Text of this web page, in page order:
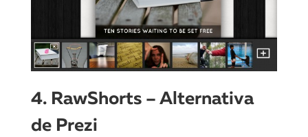
4. RawShorts – Alternativa
de Prezi